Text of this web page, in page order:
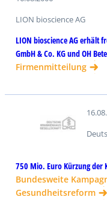
LION bioscience AG
LION bioscience AG erhält
GmbH & Co. KG und OH
Firmenmitteilung
750 Mio. Euro Kürzung
Bundesweite
Gesundheitsreform